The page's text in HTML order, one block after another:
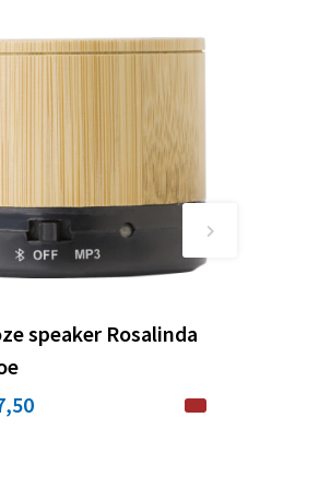
speaker Rosalinda